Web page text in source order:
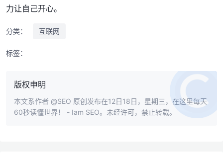
力让自己开心。
分类： 互联网
标签：
版权申明
本文系作者 @SEO 原创发布在12日18日，星期三，在这里每天
60秒读懂世界！ - Iam SEO。未经许可，禁止转载。